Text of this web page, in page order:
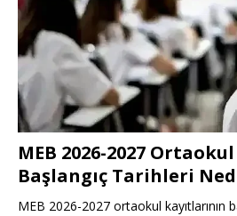
MEB 2026-2027
Başlangıç Tarihleri
MEB 2026-2027 ortaokul kayıtlarının